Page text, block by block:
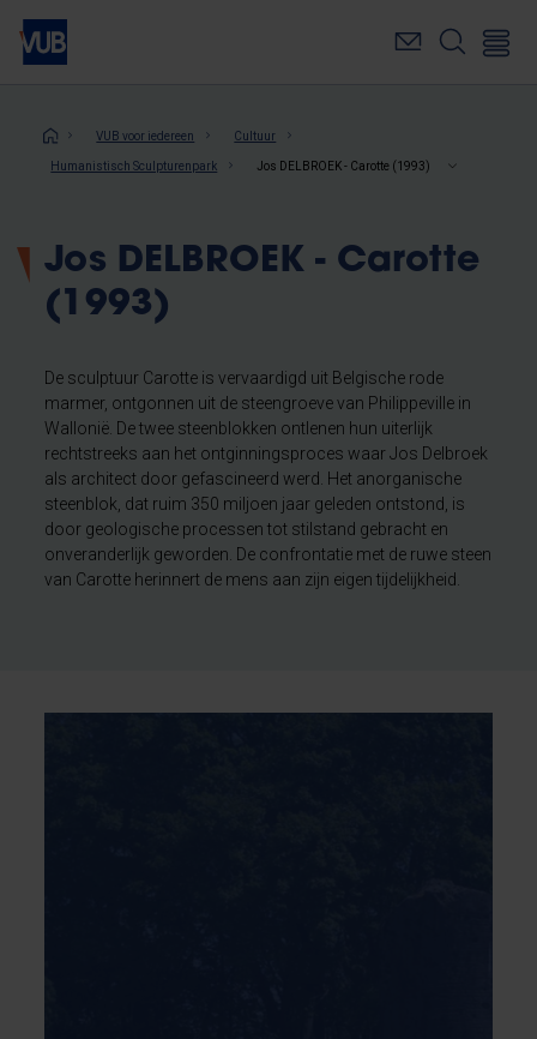
Overslaan
naar
inhoudKruimelpad
VUB voor iedereen Cultuur
Humanistisch Sculpturenpark Jos DELBROEK - Carotte (1993)
Jos DELBROEK - Carotte
(1993)
De sculptuur Carotte is vervaardigd uit Belgische rode
marmer, ontgonnen uit de steengroeve van Philippeville in
Wallonië. De twee steenblokken ontlenen hun uiterlijk
rechtstreeks aan het ontginningsproces waar Jos Delbroek
als architect door gefascineerd werd. Het anorganische
steenblok, dat ruim 350 miljoen jaar geleden ontstond, is
door geologische processen tot stilstand gebracht en
onveranderlijk geworden. De confrontatie met de ruwe steen
van Carotte herinnert de mens aan zijn eigen tijdelijkheid.